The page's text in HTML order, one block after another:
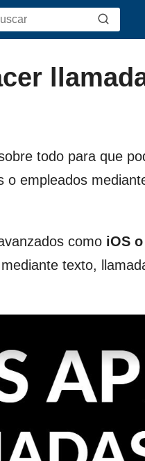
todo para que
empleados
como iOS
texto,